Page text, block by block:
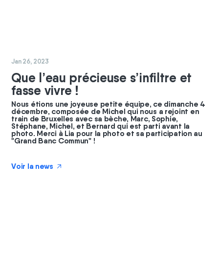
#coopérateurs
Jan 26, 2023
Que l’eau précieuse s’infiltre et
fasse vivre !
Nous étions une joyeuse petite équipe, ce dimanche 4
décembre, composée de Michel qui nous a rejoint en
train de Bruxelles avec sa bèche, Marc, Sophie,
Stéphane, Michel, et Bernard qui est parti avant la
photo. Merci à Lia pour la photo et sa participation au
"Grand Banc Commun" !
Voir la news ↗